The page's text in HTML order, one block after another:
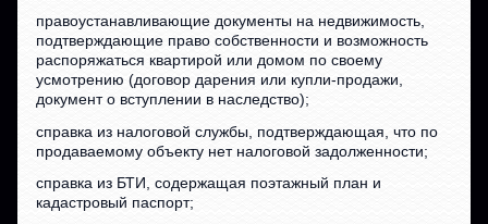
правоустанавливающие документы на недвижимость,
подтверждающие право собственности и возможность
распоряжаться квартирой или домом по своему
усмотрению (договор дарения или купли-продажи,
документ о вступлении в наследство);
справка из налоговой службы, подтверждающая, что по
продаваемому объекту нет налоговой задолженности;
справка из БТИ, содержащая поэтажный план и
кадастровый паспорт;